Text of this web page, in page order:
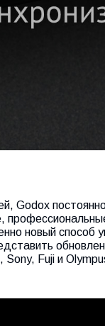
Godox
новый способ
Sony, Fuji и